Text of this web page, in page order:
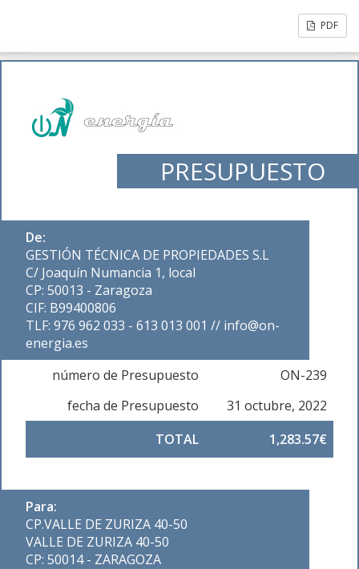
PDF
PRESUPUESTO
De:
GESTIÓN TÉCNICA DE PROPIEDADES S.L
C/ Joaquín Numancia 1, local
CP: 50013 - Zaragoza
CIF: B99400806
TLF: 976 962 033 - 613 013 001 // info@on-
energia.es
número de Presupuesto
ON-239
fecha de Presupuesto
31 octubre, 2022
TOTAL
1,283.57€
Para:
CP.VALLE DE ZURIZA 40-50
VALLE DE ZURIZA 40-50
CP: 50014 - ZARAGOZA